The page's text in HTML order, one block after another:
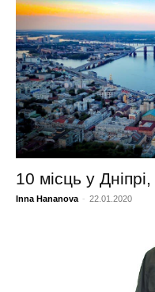
10 місць у Дніпрі,
Inna Hananova - 22.01.2020